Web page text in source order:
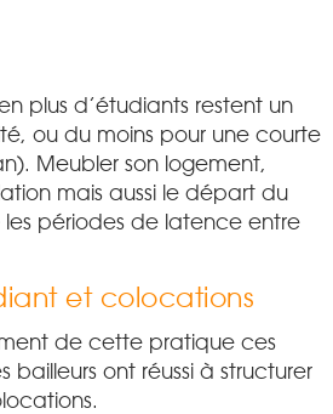
plus d’étudiants restent un
ou du moins pour une courte
Meubler son logement,
mais aussi le départ du
périodes de latence entre
et colocations
de cette pratique ces
bailleurs ont réussi à structurer